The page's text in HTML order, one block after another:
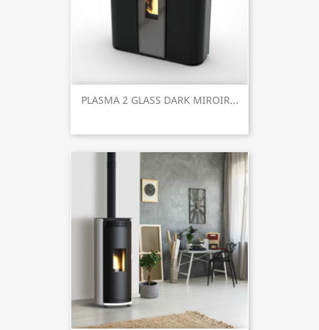
PLASMA 2 GLASS DARK MIROIR...